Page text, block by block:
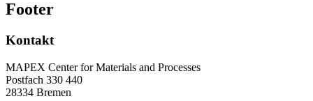
Footer
Kontakt
MAPEX Center for Materials and Processes
Postfach 330 440
28334 Bremen